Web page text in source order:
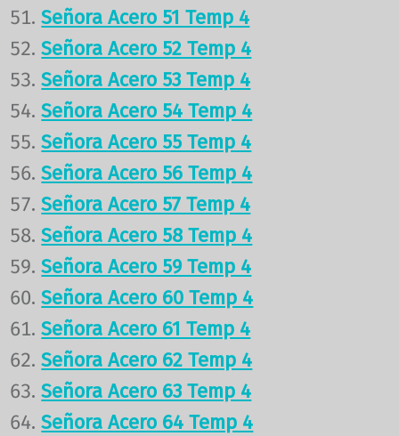
Señora Acero 51 Temp 4
Señora Acero 52 Temp 4
Señora Acero 53 Temp 4
Señora Acero 54 Temp 4
Señora Acero 55 Temp 4
Señora Acero 56 Temp 4
Señora Acero 57 Temp 4
Señora Acero 58 Temp 4
Señora Acero 59 Temp 4
Señora Acero 60 Temp 4
Señora Acero 61 Temp 4
Señora Acero 62 Temp 4
Señora Acero 63 Temp 4
Señora Acero 64 Temp 4